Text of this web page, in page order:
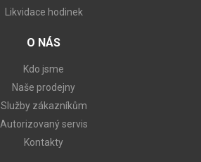
Likvidace hodinek
O NÁS
Kdo jsme
Naše prodejny
Služby zákazníkům
Autorizovaný servis
Kontakty